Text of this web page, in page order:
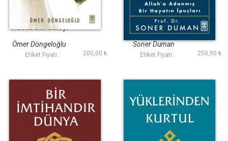
Musab Bin Umeyr
Ömer Döngeloğlu
Etiket Fiyatı : 200,00 ₺
O Bize Yeter
Soner Duman
Etiket Fiyatı : 250,00 ₺